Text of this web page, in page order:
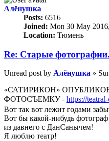
Алёнушка
Posts: 6516
Joined: Mon 30 May
Location: Тюмень
Re: Старые
Unread post by Алёнушка »
«САТИРИКОН»
ФОТОСЪЕМКУ - https://
Вот так вот лежит годами
Вот бы какой-нибудь
из давнего с ДанСанычем!
Я люблю театр!